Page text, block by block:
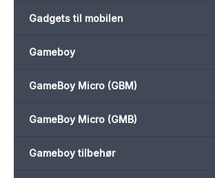
Gadgets til mobilen
Gameboy
GameBoy Micro (GBM)
GameBoy Micro (GMB)
Gameboy tilbehør